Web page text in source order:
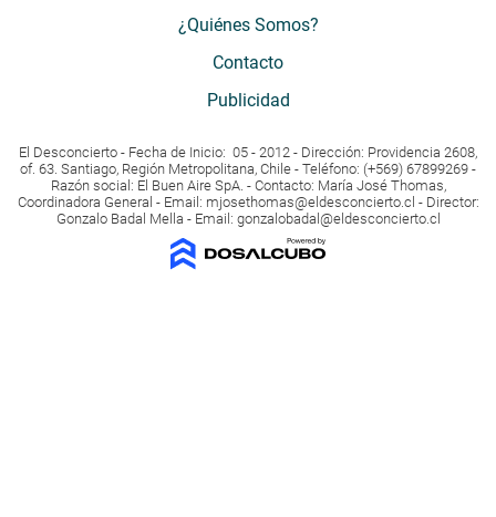
¿Quiénes Somos?
Contacto
Publicidad
El Desconcierto - Fecha de Inicio: 05 - 2012 - Dirección: Providencia 2608,
of. 63. Santiago, Región Metropolitana, Chile - Teléfono: (+569) 67899269 -
Razón social: El Buen Aire SpA. - Contacto: María José Thomas,
Coordinadora General - Email: mjosethomas@eldesconcierto.cl - Director:
Gonzalo Badal Mella - Email: gonzalobadal@eldesconcierto.cl